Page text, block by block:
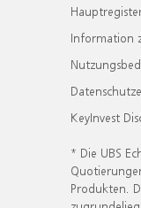
Information
KeyInvest
* Die UBS
Produkten.